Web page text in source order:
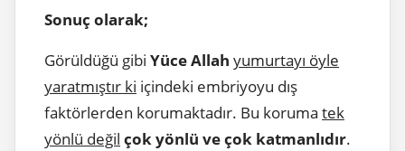
Sonuç olarak;
Görüldüğü gibi Yüce Allah yumurtayı öyle
yaratmıştır ki içindeki embriyoyu dış
faktörlerden korumaktadır. Bu koruma tek
yönlü değil çok yönlü ve çok katmanlıdır.